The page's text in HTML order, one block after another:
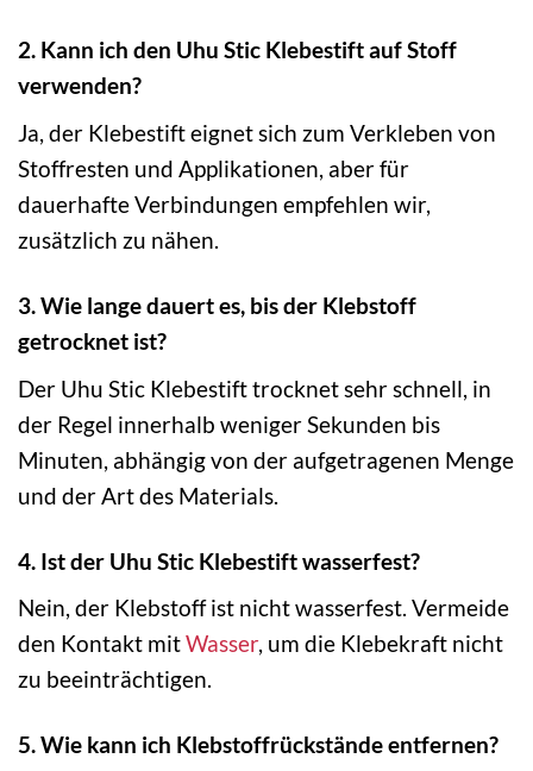
2. Kann ich den Uhu Stic Klebestift auf Stoff
verwenden?
Ja, der Klebestift eignet sich zum Verkleben von
Stoffresten und Applikationen, aber für
dauerhafte Verbindungen empfehlen wir,
zusätzlich zu nähen.
3. Wie lange dauert es, bis der Klebstoff
getrocknet ist?
Der Uhu Stic Klebestift trocknet sehr schnell, in
der Regel innerhalb weniger Sekunden bis
Minuten, abhängig von der aufgetragenen Menge
und der Art des Materials.
4. Ist der Uhu Stic Klebestift wasserfest?
Nein, der Klebstoff ist nicht wasserfest. Vermeide
den Kontakt mitWasser, um die Klebekraft nicht
zu beeinträchtigen.
5. Wie kann ich Klebstoffrückstände entfernen?